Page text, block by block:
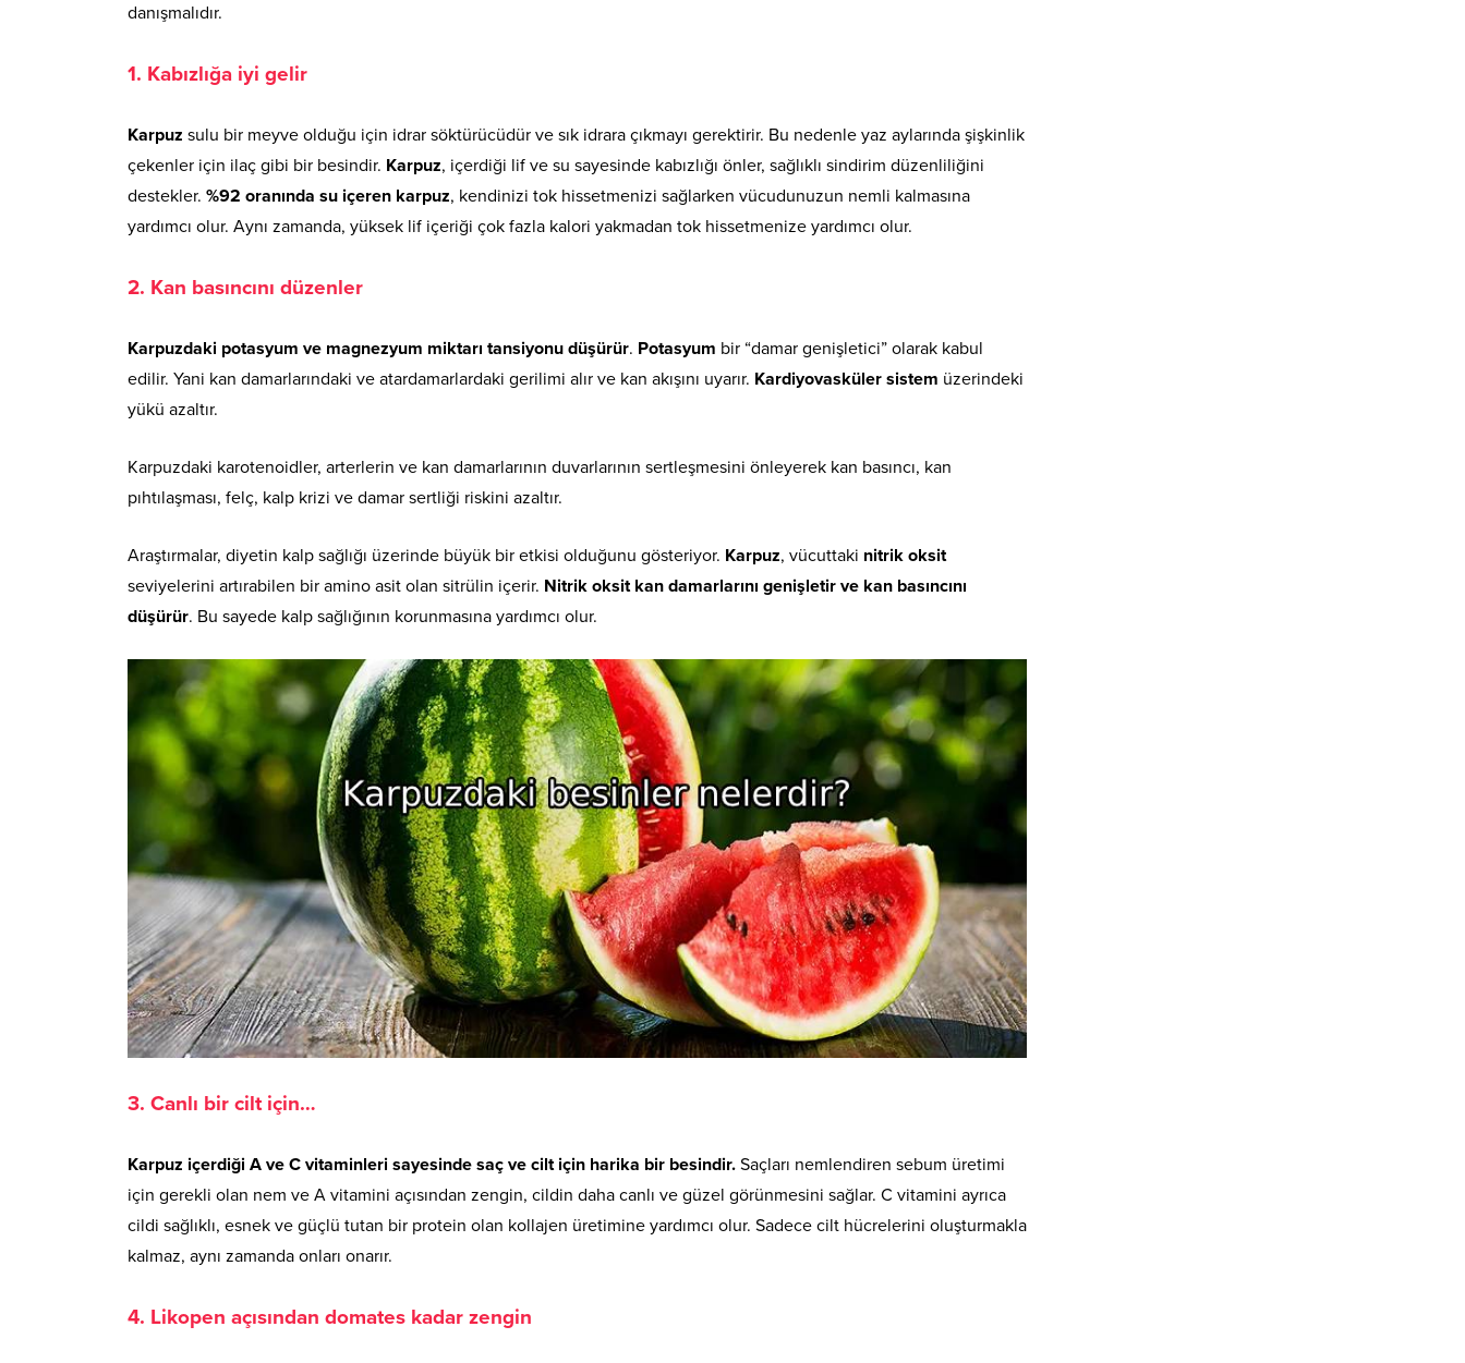
danışmalıdır.
1. Kabızlığa iyi gelir
Karpuz sulu bir meyve olduğu için idrar söktürücüdür ve sık idrara çıkmayı gerektirir. Bu nedenle yaz aylarında şişkinlik
çekenler için ilaç gibi bir besindir. Karpuz, içerdiği lif ve su sayesinde kabızlığı önler, sağlıklı sindirim düzenliliğini
destekler. %92 oranında su içeren karpuz, kendinizi tok hissetmenizi sağlarken vücudunuzun nemli kalmasına
yardımcı olur. Aynı zamanda, yüksek lif içeriği çok fazla kalori yakmadan tok hissetmenize yardımcı olur.
2. Kan basıncını düzenler
Karpuzdaki potasyum ve magnezyum miktarı tansiyonu düşürür. Potasyum bir “damar genişletici” olarak kabul
edilir. Yani kan damarlarındaki ve atardamarlardaki gerilimi alır ve kan akışını uyarır. Kardiyovasküler sistem üzerindeki
yükü azaltır.
Karpuzdaki karotenoidler, arterlerin ve kan damarlarının duvarlarının sertleşmesini önleyerek kan basıncı, kan
pıhtılaşması, felç, kalp krizi ve damar sertliği riskini azaltır.
Araştırmalar, diyetin kalp sağlığı üzerinde büyük bir etkisi olduğunu gösteriyor. Karpuz, vücuttaki nitrik oksit
seviyelerini artırabilen bir amino asit olan sitrülin içerir. Nitrik oksit kan damarlarını genişletir ve kan basıncını
düşürür. Bu sayede kalp sağlığının korunmasına yardımcı olur.
3. Canlı bir cilt için…
Karpuz içerdiği A ve C vitaminleri sayesinde saç ve cilt için harika bir besindir. Saçları nemlendiren sebum üretimi
için gerekli olan nem ve A vitamini açısından zengin, cildin daha canlı ve güzel görünmesini sağlar. C vitamini ayrıca
cildi sağlıklı, esnek ve güçlü tutan bir protein olan kollajen üretimine yardımcı olur. Sadece cilt hücrelerini oluşturmakla
kalmaz, aynı zamanda onları onarır.
4. Likopen açısından domates kadar zengin